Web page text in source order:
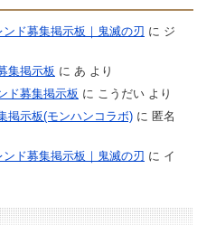
ンド募集掲示板｜鬼滅の刃 に ジ
集掲示板 に あ より
ド募集掲示板 に こうだいより
掲示板(モンハンコラボ)に 匿名
ンド募集掲示板｜鬼滅の刃 に イ